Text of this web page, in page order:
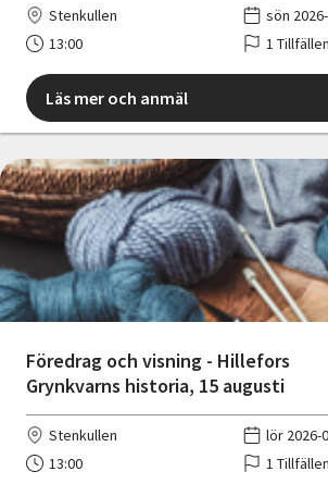
Stenkullen
sön
13:00
1 Tillfällen
Läs mer och anmäl
Föredrag och visning - Hillefors
Grynkvarns historia, 15 augusti
Stenkullen
lör 2026-
13:00
1 Tillfällen